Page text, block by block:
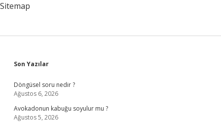
Sitemap
Sidebar
Son Yazılar
Döngüsel soru nedir ?
Ağustos 6, 2026
Avokadonun kabuğu soyulur mu ?
Ağustos 5, 2026